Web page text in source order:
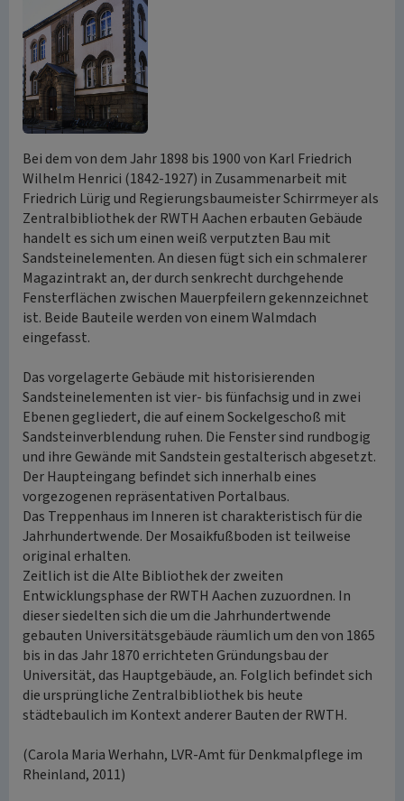
Bei dem von dem Jahr 1898 bis 1900 von Karl Friedrich
Wilhelm Henrici (1842-1927) in Zusammenarbeit mit
Friedrich Lürig und Regierungsbaumeister Schirrmeyer als
Zentralbibliothek der RWTH Aachen erbauten Gebäude
handelt es sich um einen weiß verputzten Bau mit
Sandsteinelementen. An diesen fügt sich ein schmalerer
Magazintrakt an, der durch senkrecht durchgehende
Fensterflächen zwischen Mauerpfeilern gekennzeichnet
ist. Beide Bauteile werden von einem Walmdach
eingefasst.
Das vorgelagerte Gebäude mit historisierenden
Sandsteinelementen ist vier- bis fünfachsig und in zwei
Ebenen gegliedert, die auf einem Sockelgeschoß mit
Sandsteinverblendung ruhen. Die Fenster sind rundbogig
und ihre Gewände mit Sandstein gestalterisch abgesetzt.
Der Haupteingang befindet sich innerhalb eines
vorgezogenen repräsentativen Portalbaus.
Das Treppenhaus im Inneren ist charakteristisch für die
Jahrhundertwende. Der Mosaikfußboden ist teilweise
original erhalten.
Zeitlich ist die Alte Bibliothek der zweiten
Entwicklungsphase der RWTH Aachen zuzuordnen. In
dieser siedelten sich die um die Jahrhundertwende
gebauten Universitätsgebäude räumlich um den von 1865
bis in das Jahr 1870 errichteten Gründungsbau der
Universität, das Hauptgebäude, an. Folglich befindet sich
die ursprüngliche Zentralbibliothek bis heute
städtebaulich im Kontext anderer Bauten der RWTH.
(Carola Maria Werhahn, LVR-Amt für Denkmalpflege im
Rheinland, 2011)